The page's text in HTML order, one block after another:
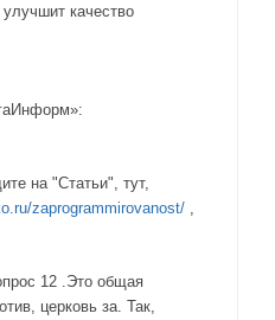
качество
на "Статьи", тут,
zaprogrammirovanost/
12 .Это общая
церковь за. Так,